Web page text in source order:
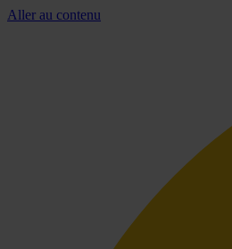
Aller au contenu